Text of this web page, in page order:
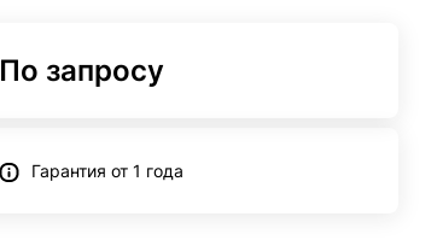
По запросу
Гарантия от 1 года